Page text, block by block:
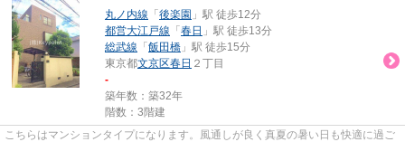
丸ノ内線 「 後楽園 」駅 徒歩12分
都営大江戸線 「 春日 」駅 徒歩13分
総武線 「 飯田橋 」駅 徒歩15分
東京都文京区春日 ２丁目
-
築年数：築32年
階数：3階建
こちらはマンションタイプになります。風通しが良く真夏の暑い日も快適に過ご